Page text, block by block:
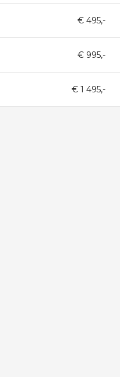
€ 495,-
€ 995,-
€ 1 495,-